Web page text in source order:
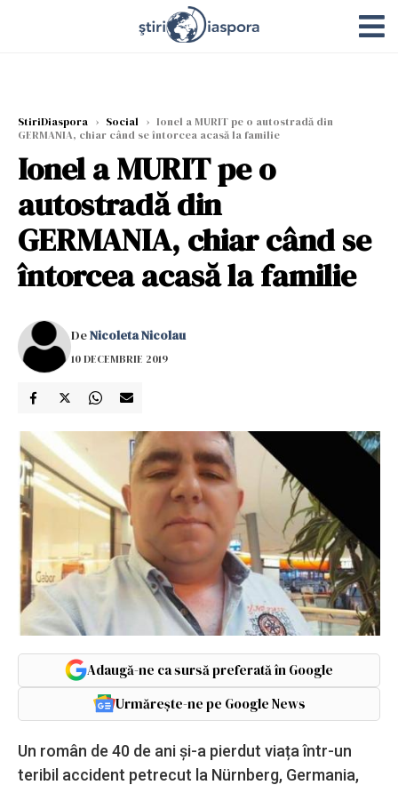
StiriDiaspora › Social › Ionel a MURIT pe o autostradă din
GERMANIA, chiar când se întorcea acasă la familie
Ionel a MURIT pe o
autostradă din
GERMANIA, chiar când se
întorcea acasă la familie
DeNicoleta Nicolau
10 DECEMBRIE 2019
Adaugă-ne ca sursă preferată în Google
Urmărește-ne pe Google News
Un român de 40 de ani și-a pierdut viața într-un
teribil accident petrecut la Nürnberg, Germania,